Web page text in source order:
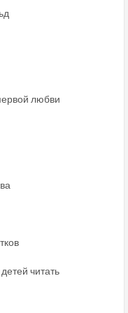
любви
читать